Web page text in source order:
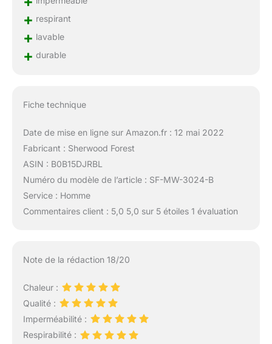
+ respirant
+ lavable
+ durable
Fiche technique
Date de mise en ligne sur Amazon.fr : 12 mai 2022
Fabricant : Sherwood Forest
ASIN : B0B15DJRBL
Numéro du modèle de l’article : SF-MW-3024-B
Service : Homme
Commentaires client : 5,0 5,0 sur 5 étoiles 1 évaluation
Note de la rédaction 18/20
Chaleur :
Qualité :
Imperméabilité :
Respirabilité :